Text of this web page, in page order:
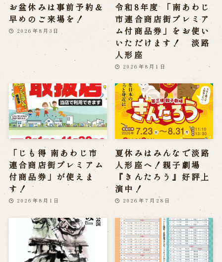
お盆休みは事前予約＆
早めのご来場を！
2026年8月3日
令和8年度 「南あわじ
市連合商店街プレミア
ム付商品券」をお使い
いただけます！ 淡路
人形座
2026年8月1日
「じも得 南あわじ市
連合商店街プレミアム
付商品券」が使えま
す！
2026年8月1日
夏休みはみんなで淡路
人形座へ！親子劇場
『きんたろう』好評上
演中！
2026年7月28日